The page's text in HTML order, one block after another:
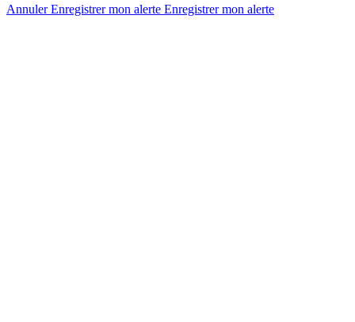
AnnulerEnregistrer mon alerte Enregistrermon alerte